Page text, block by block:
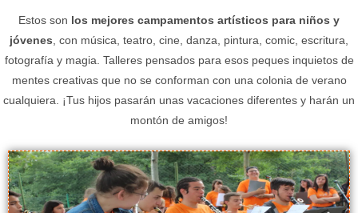
Estos son los mejores campamentos artísticos para niños y
jóvenes, con música, teatro, cine, danza, pintura, comic, escritura,
fotografía y magia. Talleres pensados para esos peques inquietos de
mentes creativas que no se conforman con una colonia de verano
cualquiera. ¡Tus hijos pasarán unas vacaciones diferentes y harán un
montón de amigos!